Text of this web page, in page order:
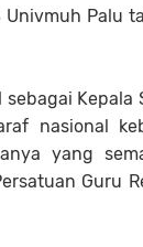
Palu
Kepala
nasional
yang
Guru